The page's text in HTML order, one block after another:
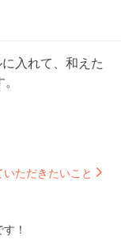
れて、和えた
ただきたいこと
！